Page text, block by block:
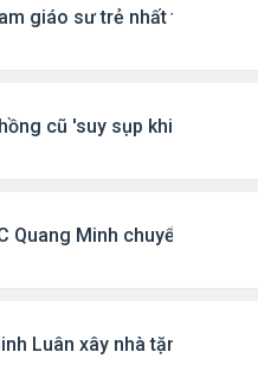
giáo sư trẻ nhất thế giới ở
cũ 'suy sụp khi biết tin
Quang Minh chuyển về tổ ấm
Luân xây nhà tặng cha mẹ